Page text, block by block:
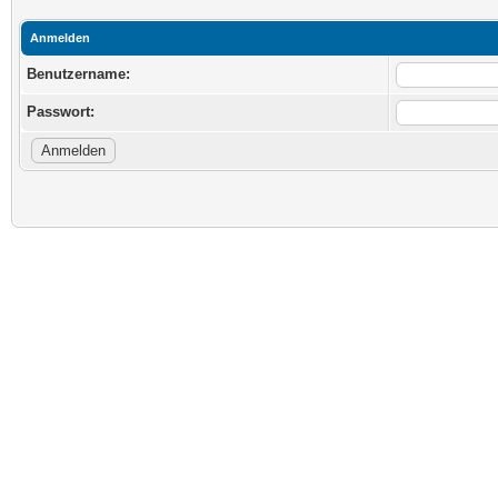
Anmelden
Benutzername:
Passwort: